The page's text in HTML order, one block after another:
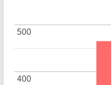
400
400
500
500